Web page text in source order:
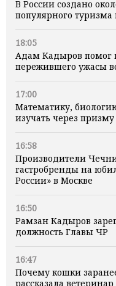
В России создано
популярного туризма
18:05
Адам Кадыров помог
пережившего ужасы
17:00
Математику,
изучать через
16:58
Производители
гастробренды на
России» в Москве
16:50
Рамзан Кадыров
должность Главы ЧР
16:47
Почему кошки
рассказала ветеринар